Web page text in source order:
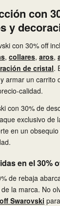
con
y
con 30% off
, collares, aros,
de cristal.
armar un carrito
calidad.
con 30% de
exclusivo de
en un
en el 30%
de rebaja
la marca. No
Swarovski